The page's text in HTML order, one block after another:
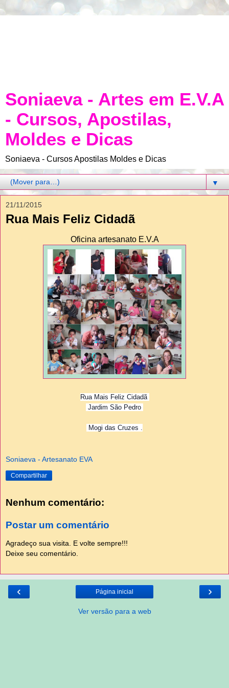
Soniaeva - Artes em E.V.A
- Cursos, Apostilas,
Moldes e Dicas
Soniaeva - Cursos Apostilas Moldes e Dicas
▼
21/11/2015
Rua Mais Feliz Cidadã
Oficina artesanato E.V.A
Rua Mais Feliz Cidadã
Jardim São Pedro
Mogi das Cruzes .
Soniaeva - Artesanato EVA
Compartilhar
Nenhum comentário:
Postar um comentário
Agradeço sua visita. E volte sempre!!!
Deixe seu comentário.
‹ ›
Página inicial
Ver versão para a web